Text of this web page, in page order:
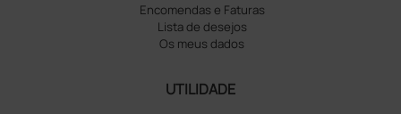
Encomendas e Faturas
Lista de desejos
Os meus dados
UTILIDADE